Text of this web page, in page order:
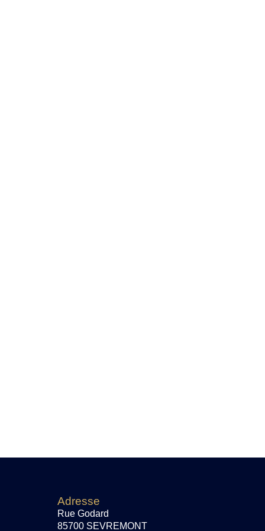
Adresse
Rue Godard
85700 SEVREMONT